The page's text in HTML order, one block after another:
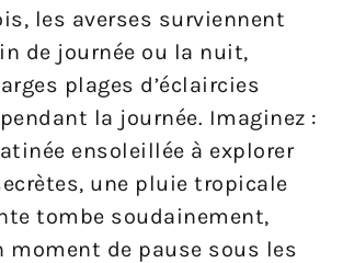
les averses surviennent
de journée ou la nuit,
plages d’éclaircies
la journée. Imaginez :
ensoleillée à explorer
une pluie tropicale
tombe soudainement,
moment de pause sous les